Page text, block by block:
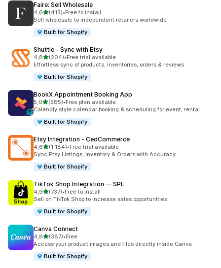
Faire: Sell Wholesale
4,6z 5 hvězd
(413)
Celkový počet recenzí: 413
•Free to install
Sell wholesale to independent retailers worldwide
Built for Shopify
Shuttle ‑ Sync with Etsy
4,8z 5 hvězd
(204)
Celkový počet recenzí: 204
•Free trial available
Effortless sync of products, inventories, orders & reviews
Built for Shopify
BookX Appointment Booking App
5,0z 5 hvězd
(585)
Celkový počet recenzí: 585
•Free plan available
Calendly style calendar booking & scheduling for event, rental
Built for Shopify
Etsy Integration ‑ CedCommerce
4,6z 5 hvězd
(1 184)
Celkový počet recenzí: 1184
•Free trial available
Sync Etsy Listings, Inventory & Orders with Accuracy
Built for Shopify
TikTok Shop Integration — SPL
4,9z 5 hvězd
(737)
Celkový počet recenzí: 737
•Free to install
Sell on TikTok Shop to increase sales opportunities
Built for Shopify
Canva Connect
4,8z 5 hvězd
(387)
Celkový počet recenzí: 387
•Free
Access your product images and files directly inside Canva
Built for Shopify